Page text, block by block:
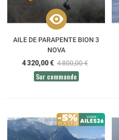
AILE DE PARAPENTE BION 3
NOVA
4 320,00 € 4 800,00 €
Sur commande